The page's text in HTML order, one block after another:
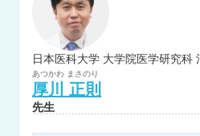
あつかわ まさのり
厚川 正則
先生